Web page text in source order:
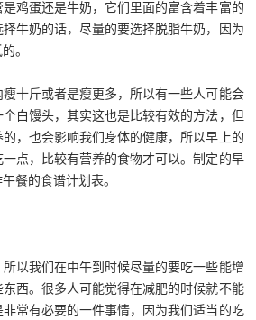
鸡蛋还是牛奶，它们里面的富含着丰富的
牛奶的话，尽量的要选择脱脂牛奶，因为
。
十斤或者是瘦更多，所以有一些人可能会
白馒头，其实这也是比较有效的方法，但
，也会影响我们身体的健康，所以早上的
点，比较有营养的食物才可以。制定的早
餐的食谱计划表。
以我们在中午到时候尽量的要吃一些能增
西。很多人可能觉得在减肥的时候就不能
常有必要的一件事情，因为我们适当的吃